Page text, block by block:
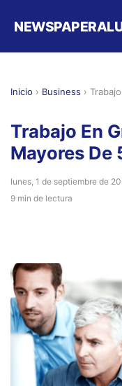
Inicio › Business ›
Trabajo En
Mayores De
lunes, 1 de septiembre de
9 min de lectura